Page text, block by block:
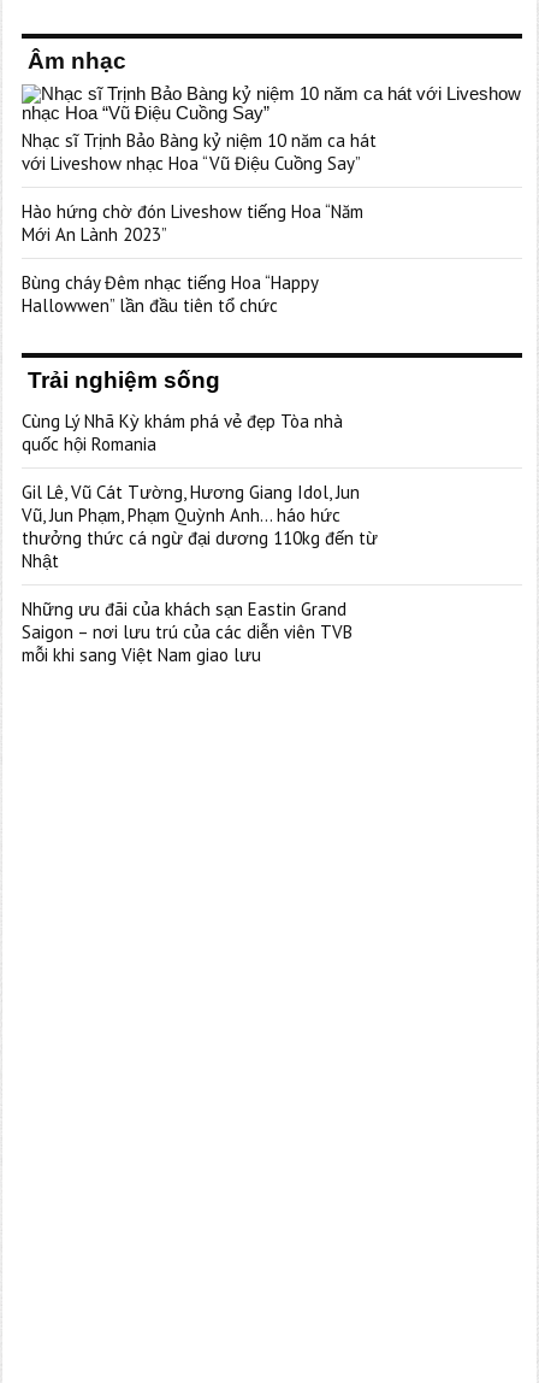
Âm nhạc
Nhạc sĩ Trịnh Bảo Bàng kỷ niệm 10 năm ca hát
với Liveshow nhạc Hoa “Vũ Điệu Cuồng Say”
Hào hứng chờ đón Liveshow tiếng Hoa “Năm
Mới An Lành 2023”
Bùng cháy Đêm nhạc tiếng Hoa “Happy
Hallowwen” lần đầu tiên tổ chức
Trải nghiệm sống
Cùng Lý Nhã Kỳ khám phá vẻ đẹp Tòa nhà
quốc hội Romania
Gil Lê, Vũ Cát Tường, Hương Giang Idol, Jun
Vũ, Jun Phạm, Phạm Quỳnh Anh… háo hức
thưởng thức cá ngừ đại dương 110kg đến từ
Nhật
Những ưu đãi của khách sạn Eastin Grand
Saigon – nơi lưu trú của các diễn viên TVB
mỗi khi sang Việt Nam giao lưu